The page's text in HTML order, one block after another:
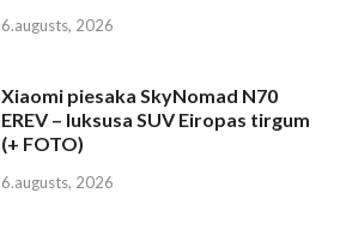
6.augusts, 2026
Xiaomi piesaka SkyNomad N70
EREV – luksusa SUV Eiropas tirgum
(+ FOTO)
6.augusts, 2026